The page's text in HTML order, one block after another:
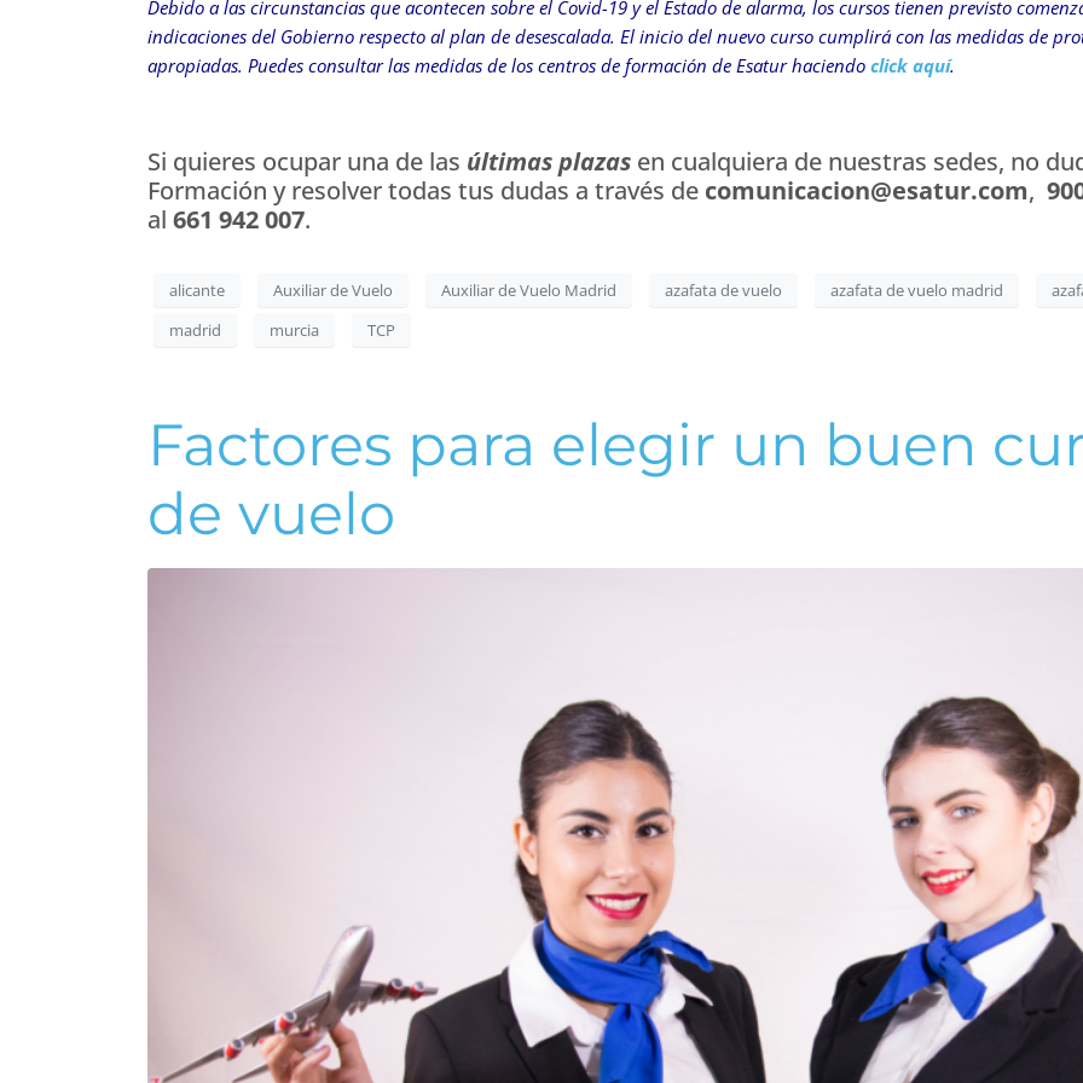
Debido a las circunstancias que acontecen sobre el Covid-19 y el Estado de alarma, los cursos tienen previsto
indicaciones del Gobierno respecto al plan de desescalada. El inicio del nuevo curso cumplirá con las medidas de
apropiadas. Puedes consultar las medidas de los centros de formación de Esatur haciendo click aquí.
Si quieres ocupar una de las últimas plazas en cualquiera de nuestras sedes, no
Formación y resolver todas tus dudas a través de comunicacion@esatur.com,
al 661 942 007.
alicante Auxiliar de Vuelo Auxiliar de Vuelo Madrid azafata de vuelo azafata de vuelo madrid
madrid
murcia TCP
Factores para elegir un buen
de vuelo